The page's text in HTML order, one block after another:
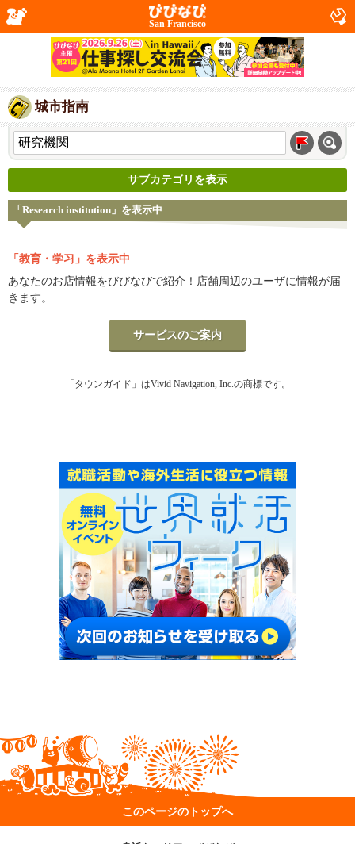
San Francisco
城市指南
サブカテゴリを表示
「Research institution」を表示中
「教育・学习」を表示中
あなたのお店情報をびびなびで紹介！店舗周辺のユーザに情報が届
きます。
サービスのご案内
「タウンガイド」はVivid Navigation, Inc.の商標です。
このページのトップへ